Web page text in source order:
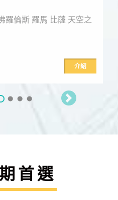
羅倫斯 羅馬 比薩 天空之
介紹
首選